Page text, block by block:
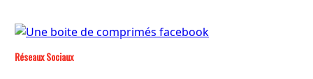
Réseaux Sociaux